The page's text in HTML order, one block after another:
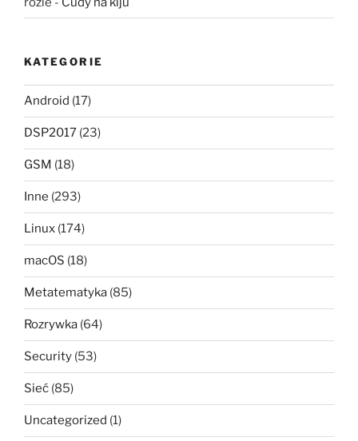
KATEGORIE
Android (17)
DSP2017 (23)
GSM (18)
Inne (293)
Linux (174)
macOS (18)
Metatematyka (85)
Rozrywka (64)
Security (53)
Sieć (85)
Uncategorized (1)